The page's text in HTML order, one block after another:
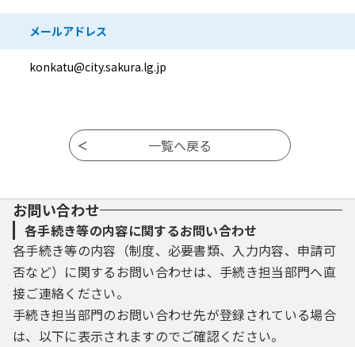
メールアドレス
konkatu@city.sakura.lg.jp
お問い合わせ
各手続き等の内容に関するお問い合わせ
各手続き等の内容（制度、必要書類、入力内容、申請可
否など）に関するお問い合わせは、手続き担当部門へ直
接ご連絡ください。
手続き担当部門のお問い合わせ先が登録されている場合
は、以下に表示されますのでご確認ください。